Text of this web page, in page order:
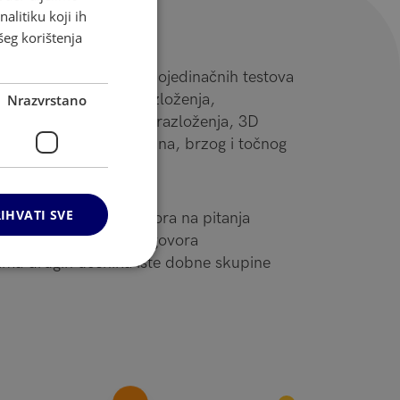
i uključuje osam pojedinačnih testova
numeričkog obrazloženja,
2D prostornog obrazloženja, 3D
aritmetičkog izračuna, brzog i točnog
komponente:
za broj odgovora na pitanja
broja točnih odgovora
drugih učenika iste dobne skupine
koji ih
korištenja
Nrazvrstano
SVE